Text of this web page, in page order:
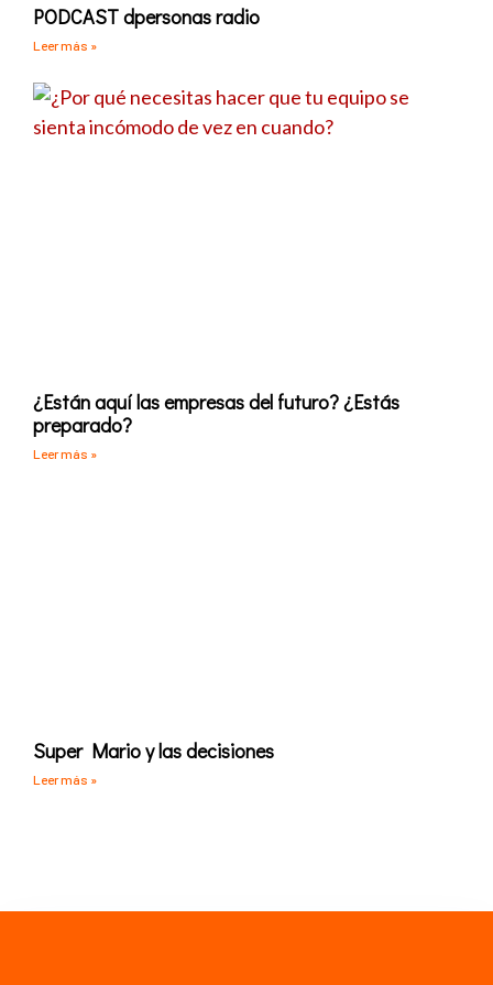
PODCAST dpersonas radio
Leer más »
¿Están aquí las empresas del futuro? ¿Estás
preparado?
Leer más »
Super Mario y las decisiones
Leer más »